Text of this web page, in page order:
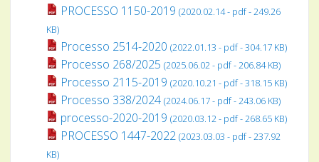
PROCESSO 1150-2019 (2020.02.14 - pdf - 249.26
KB)
Processo 2514-2020 (2022.01.13 - pdf - 304.17 KB)
Processo 268/2025 (2025.06.02 - pdf - 206.84 KB)
Processo 2115-2019 (2020.10.21 - pdf - 318.15 KB)
Processo 338/2024 (2024.06.17 - pdf - 243.06 KB)
processo-2020-2019 (2020.03.12 - pdf - 268.65 KB)
PROCESSO 1447-2022 (2023.03.03 - pdf - 237.92
KB)